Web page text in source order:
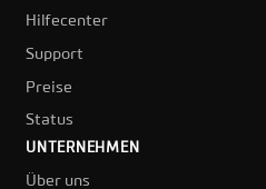
Hilfecenter
Support
Preise
Status
UNTERNEHMEN
Über uns